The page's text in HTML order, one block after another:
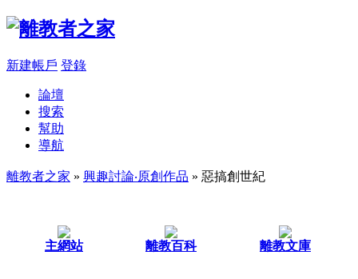
新建帳戶 登錄
論壇
搜索
幫助
導航
離教者之家 » 興趣討論‧原創作品 » 惡搞創世紀
主網站 離教百科 離教文庫